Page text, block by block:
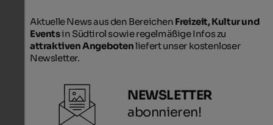
Aktuelle News aus den Bereichen Freizeit, Kultur und
Eventsin Südtirol sowie regelmäßige Infos zu
attraktiven Angebotenliefert unser kostenloser
Newsletter.
NEWSLETTER
abonnieren!